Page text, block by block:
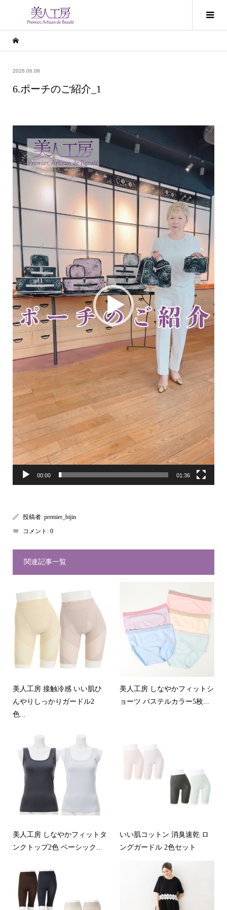
2026.06.08
6.ポーチのご紹介_1
画
プ
レ
ー
ヤ
00:00 01:36
投稿者: premier_bijin
コメント: 0
関連記事一覧
美人工房 接触冷感 いい肌ひ
んやりしっかりガードル2
色...
美人工房 しなやかフィットシ
ョーツ パステルカラー5枚...
美人工房 しなやかフィットタ
ンクトップ2色 ベーシック...
いい肌コットン 消臭速乾 ロ
ングガードル 2色セット